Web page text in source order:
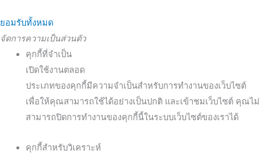
ยอมรับทั้งหมด
จัดการความเป็นส่วนตัว
คุกกี้ที่จำเป็น
เปิดใช้งานตลอด
ประเภทของคุกกี้มีความจำเป็นสำหรับการทำงานของเว็บไซต์
เพื่อให้คุณสามารถใช้ได้อย่างเป็นปกติ และเข้าชมเว็บไซต์ คุณไม่
สามารถปิดการทำงานของคุกกี้นี้ในระบบเว็บไซต์ของเราได้
คุกกี้สำหรับวิเคราะห์